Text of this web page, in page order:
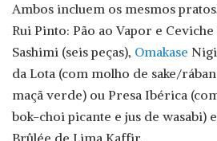
Ambos incluem os mesmos
Rui Pinto: Pão ao Vapor e
Sashimi (seis peças), Omakase
da Lota (com molho de sake/
maçã verde) ou Presa Ibérica
bok-choi picante e jus de wasabi)